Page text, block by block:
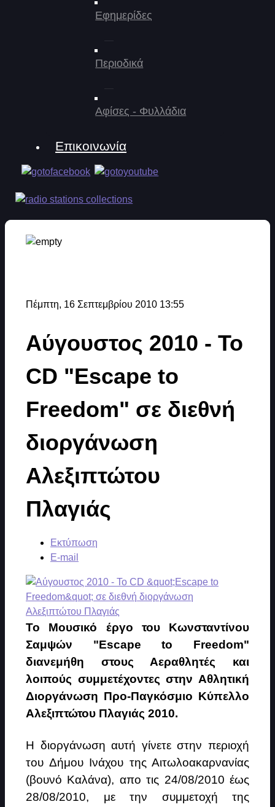
Εφημερίδες
Περιοδικά
Αφίσες - Φυλλάδια
Επικοινωνία
Πέμπτη, 16 Σεπτεμβρίου 2010 13:55
Αύγουστος 2010 - Το
CD "Escape to
Freedom" σε διεθνή
διοργάνωση
Αλεξιπτώτου
Πλαγιάς
Εκτύπωση
E-mail
Το Μουσικό έργο του Κωνσταντίνου
Σαμψών "Escape to Freedom"
διανεμήθη στους Αεραθλητές και
λοιπούς συμμετέχοντες στην Αθλητική
Διοργάνωση Προ-Παγκόσμιο Κύπελλο
Αλεξιπτώτου Πλαγιάς 2010.
Η διοργάνωση αυτή γίνετε στην περιοχή
του Δήμου Ινάχου της Αιτωλοακαρνανίας
(βουνό Καλάνα), απο τις 24/08/2010 έως
28/08/2010, με την συμμετοχή της